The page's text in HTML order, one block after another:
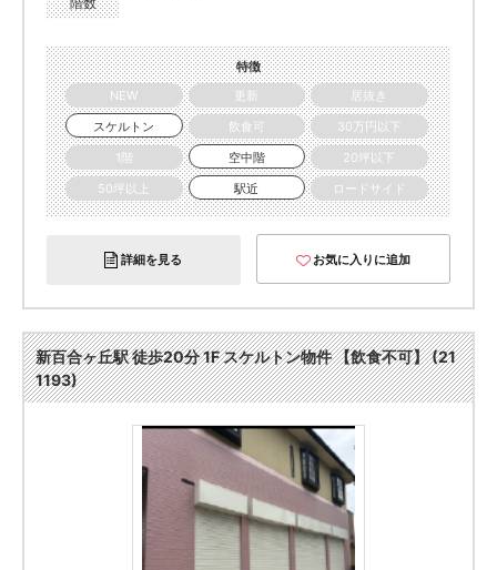
特徴
NEW
更新
居抜き
スケルトン
飲食可
30万円以下
1階
空中階
20坪以下
50坪以上
駅近 ロードサイド
詳細を見る お気に入りに追加
新百合ヶ丘駅 徒歩20分 1F スケルトン物件 【飲食不可】 (21
1193)